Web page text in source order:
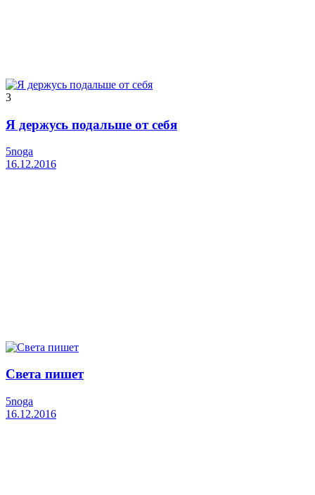
3
Я держусь подальше от себя
5noga
16.12.2016
Света пишет
5noga
16.12.2016